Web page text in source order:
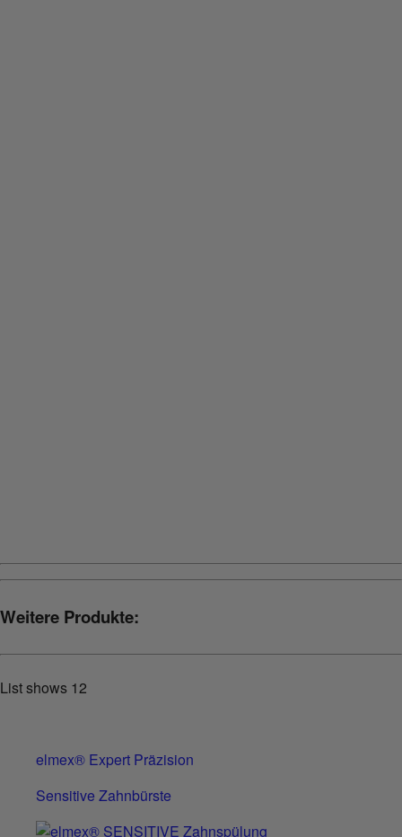
Weitere Produkte:
List shows 12
elmex® Expert Präzision
Sensitive Zahnbürste